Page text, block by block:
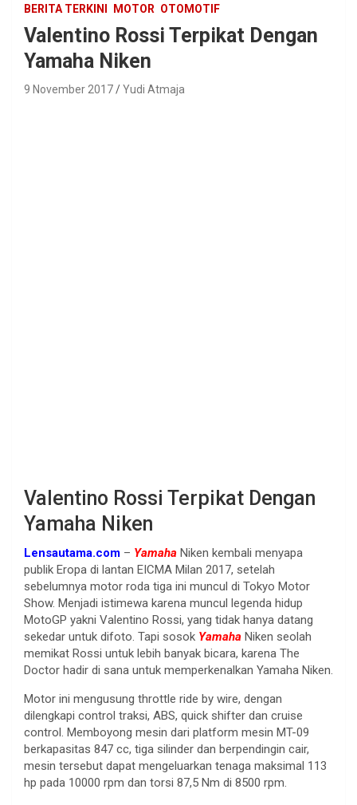
BERITA TERKINI MOTOR OTOMOTIF
Valentino Rossi Terpikat Dengan
Yamaha Niken
9 November 2017 Yudi Atmaja
Valentino Rossi Terpikat Dengan
Yamaha Niken
Lensautama.com – Yamaha Niken kembali menyapa
publik Eropa di lantan EICMA Milan 2017, setelah
sebelumnya motor roda tiga ini muncul di Tokyo Motor
Show. Menjadi istimewa karena muncul legenda hidup
MotoGP yakni Valentino Rossi, yang tidak hanya datang
sekedar untuk difoto. Tapi sosok Yamaha Niken seolah
memikat Rossi untuk lebih banyak bicara, karena The
Doctor hadir di sana untuk memperkenalkan Yamaha Niken.
Motor ini mengusung throttle ride by wire, dengan
dilengkapi control traksi, ABS, quick shifter dan cruise
control. Memboyong mesin dari platform mesin MT-09
berkapasitas 847 cc, tiga silinder dan berpendingin cair,
mesin tersebut dapat mengeluarkan tenaga maksimal 113
hp pada 10000 rpm dan torsi 87,5 Nm di 8500 rpm.